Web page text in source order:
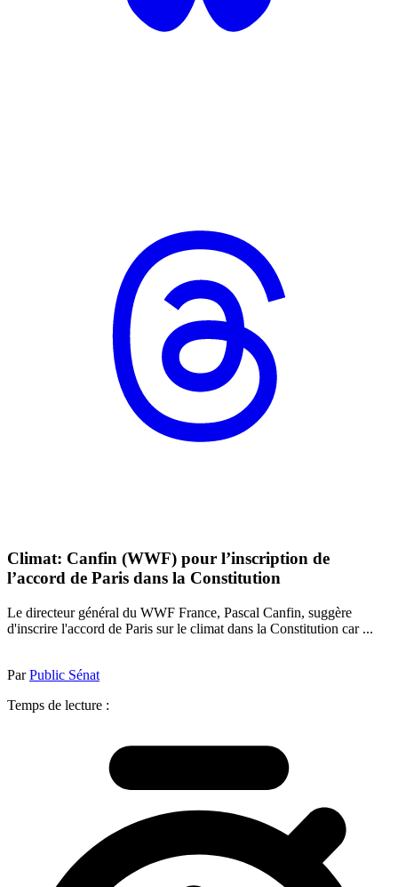
Climat: Canfin (WWF) pour l’inscription de
l’accord de Paris dans la Constitution
Le directeur général du WWF France, Pascal Canfin, suggère
d'inscrire l'accord de Paris sur le climat dans la Constitution car ...
ParPublic Sénat
Temps de lecture :